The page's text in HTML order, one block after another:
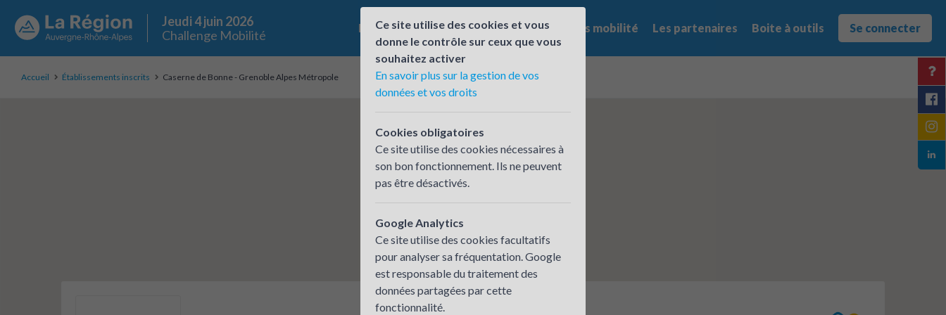
Jeudi 4 juin 2026
Challenge Mobilité
Le challenge Qui participe ? Les offres mobilité Les partenaires Boite à outils Se connecter
Accueil Établissements inscrits Caserne de Bonne - Grenoble Alpes Métropole
Ce site utilise des cookies et vous
donne le contrôle sur ceux que vous
souhaitez activer
En savoir plus sur la gestion de vos
données et vos droits
Cookies obligatoires
Ce site utilise des cookies nécessaires à
son bon fonctionnement. Ils ne peuvent
pas être désactivés.
Google Analytics
Ce site utilise des cookies facultatifs
pour analyser sa fréquentation. Google
est responsable du traitement des
données partagées par cette
fonctionnalité.